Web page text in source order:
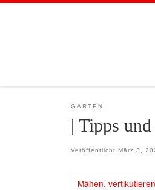
GARTEN
| Tipps
Veröffentlicht März 3,
Mähen,